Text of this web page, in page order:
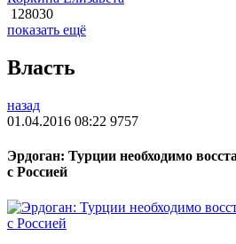
128030
показать ещё
Власть
назад
01.04.2016 08:22 9757
Эрдоган: Турции необходимо
с Россией